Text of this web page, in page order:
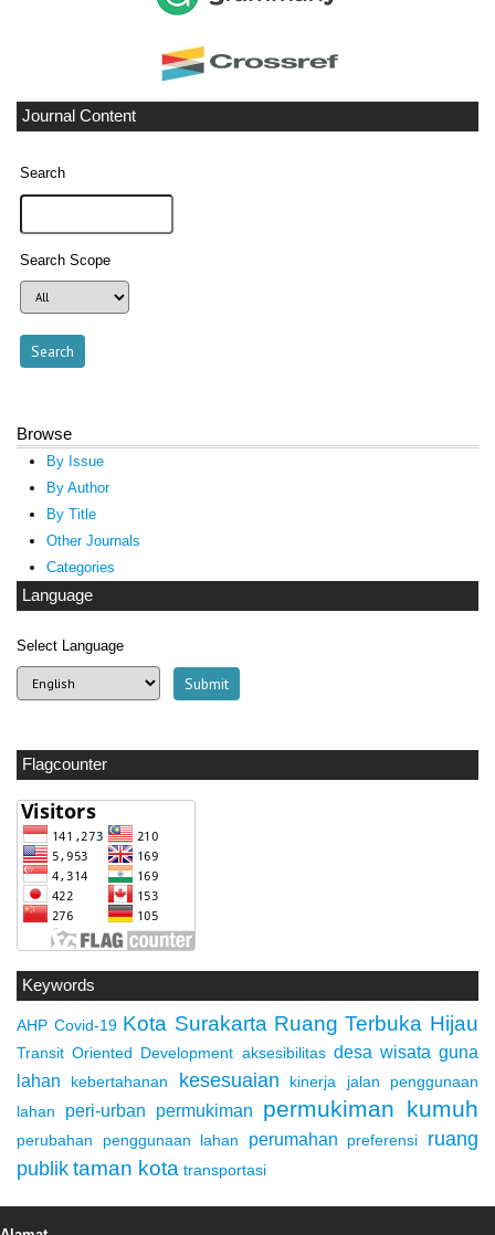
Journal Content
Search
Search Scope
Browse
By Issue
By Author
By Title
Other Journals
Categories
Language
Select Language
Flagcounter
Keywords
AHP Covid-19 Kota Surakarta Ruang Terbuka Hijau
Transit Oriented Development aksesibilitas desa wisata guna
lahan
kebertahanan kesesuaian kinerja jalan
penggunaan
lahan
peri-urban permukiman permukiman kumuh
perubahan penggunaan lahan perumahan preferensi
ruang
publik taman kota transportasi